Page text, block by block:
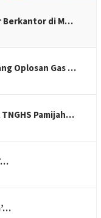
Berkantor di M…
Oplosan Gas …
Pamijah…